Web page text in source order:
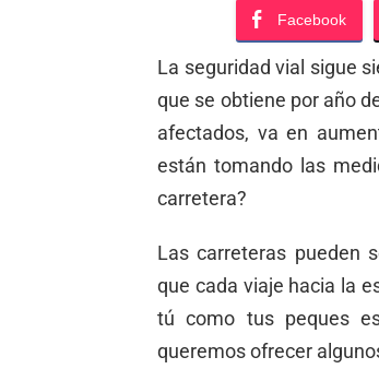
Facebook
La seguridad vial sigue
que se obtiene por año
afectados, va en
están tomando las
carretera?
Las carreteras pueden
que cada viaje hacia la
tú como tus peques
queremos ofrecer